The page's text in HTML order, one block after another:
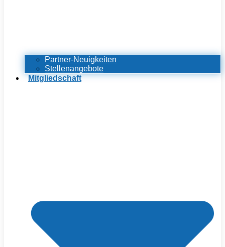
Partner-Neuigkeiten
Stellenangebote
Mitgliedschaft